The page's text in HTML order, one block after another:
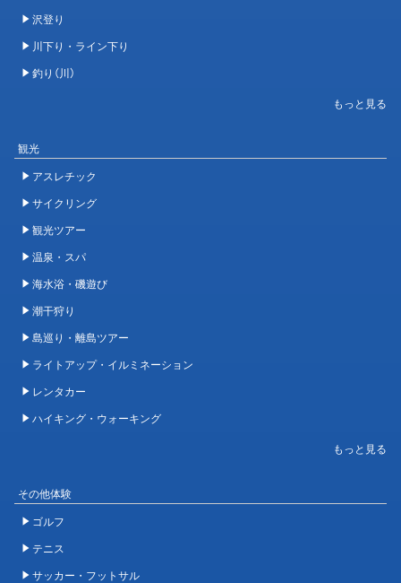
沢登り
川下り・ライン下り
釣り（川）
観光
アスレチック
サイクリング
観光ツアー
温泉・スパ
海水浴・磯遊び
潮干狩り
島巡り・離島ツアー
ライトアップ・イルミネーション
レンタカー
ハイキング・ウォーキング
その他体験
ゴルフ
テニス
サッカー・フットサル